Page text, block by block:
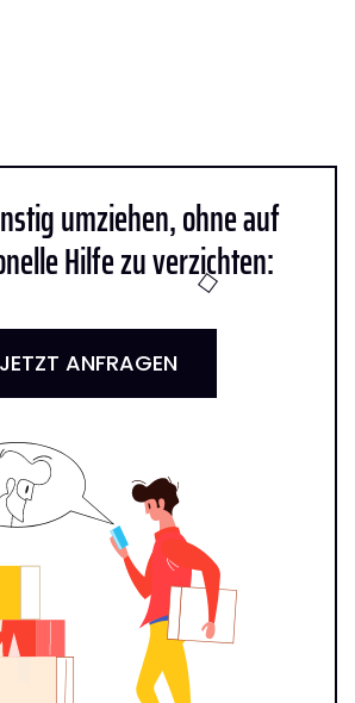
umziehen, ohne auf
Hilfe zu verzichten:
JETZT ANFRAGEN